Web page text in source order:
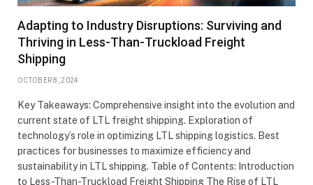
Adapting to Industry Disruptions: Surviving and
Thriving in Less-Than-Truckload Freight
Shipping
OCTOBER 8, 2024
Key Takeaways: Comprehensive insight into the evolution and
current state of LTL freight shipping. Exploration of
technology’s role in optimizing LTL shipping logistics. Best
practices for businesses to maximize efficiency and
sustainability in LTL shipping. Table of Contents: Introduction
to Less-Than-Truckload Freight Shipping The Rise of LTL